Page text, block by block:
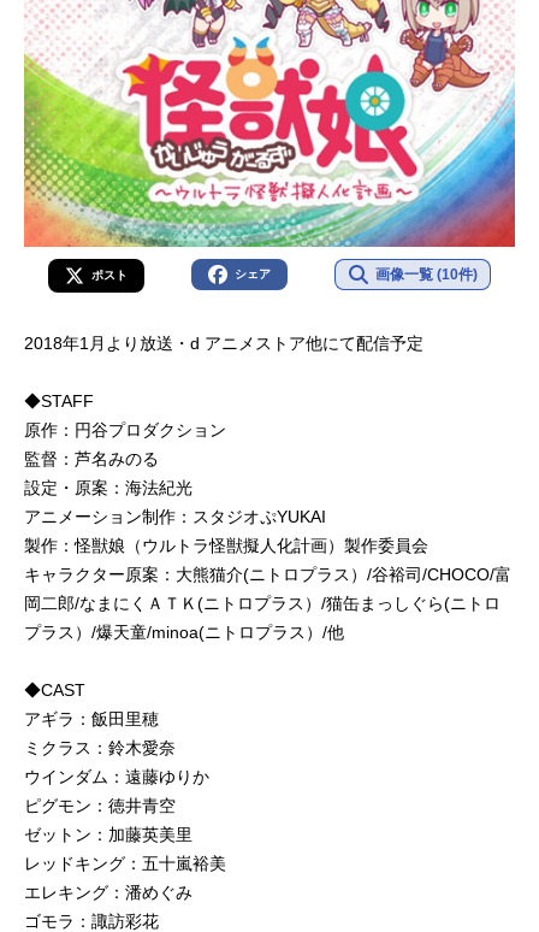
ポスト シェア 画像一覧 (10件)
2018年1月より放送・d アニメストア他にて配信予定
◆STAFF
原作：円谷プロダクション
監督：芦名みのる
設定・原案：海法紀光
アニメーション制作：スタジオぷYUKAI
製作：怪獣娘（ウルトラ怪獣擬人化計画）製作委員会
キャラクター原案：大熊猫介(ニトロプラス）/谷裕司/CHOCO/富
岡二郎/なまにくＡＴＫ(ニトロプラス）/猫缶まっしぐら(ニトロ
プラス）/爆天童/minoa(ニトロプラス）/他
◆CAST
アギラ：飯田里穂
ミクラス：鈴木愛奈
ウインダム：遠藤ゆりか
ピグモン：徳井青空
ゼットン：加藤英美里
レッドキング：五十嵐裕美
エレキング：潘めぐみ
ゴモラ：諏訪彩花